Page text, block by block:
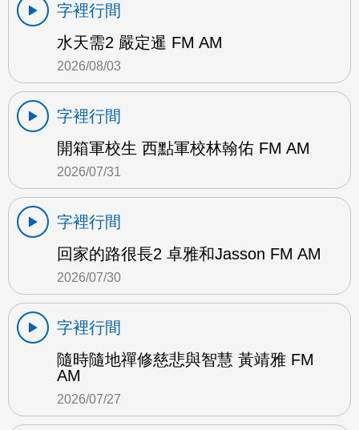
字裡行間
水天需2 嚴定暹 FM AM
2026/08/03
字裡行間
開箱軍校生 西點軍校林翰佑 FM AM
2026/07/31
字裡行間
回家的路很長2 卓雅和Jasson FM AM
2026/07/30
字裡行間
隨時隨地禪修慈悲與智慧 黃靖雅 FM
AM
2026/07/27